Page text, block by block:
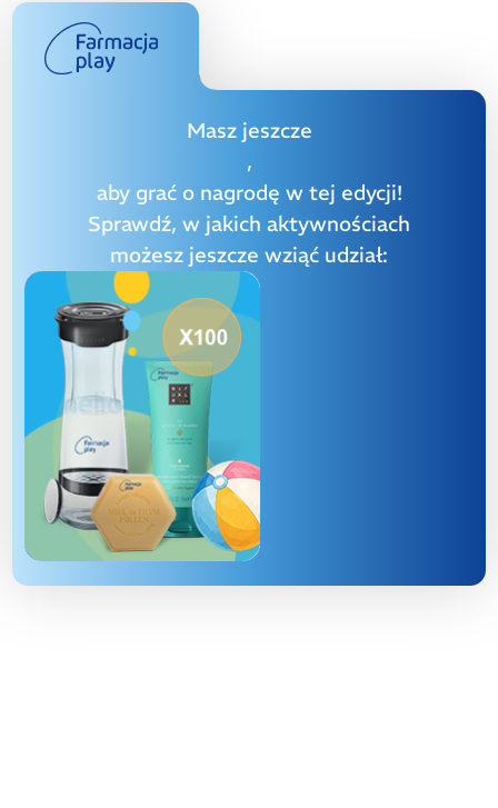
Masz jeszcze
,
aby grać o nagrodę w tej edycji!
Sprawdź, w jakich aktywnościach
możesz jeszcze wziąć udział: